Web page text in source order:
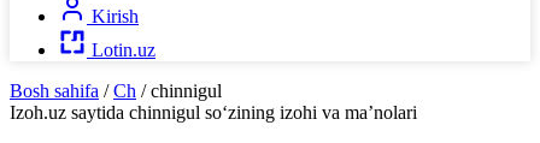
Kirish
Lotin.uz
Bosh sahifa / Ch / chinnigul
Izoh.uz saytida chinnigul so‘zining izohi va ma’nolari